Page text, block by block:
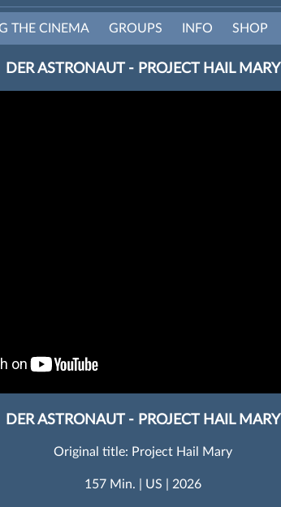
THE CINEMA GROUPS INFO SHOP
DER ASTRONAUT - PROJECT HAIL MARY
DER ASTRONAUT - PROJECT HAIL MARY
Original title: Project Hail Mary
157 Min. | US | 2026